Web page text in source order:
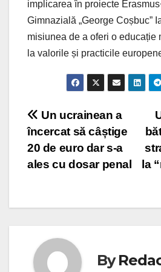
implicarea în proiecte
Gimnazială „George Coșbuc”
misiunea de a oferi o educație
la valorile și practicile
Post
navigation
la
Un ucrainean a
încercat să câștige
20 de euro dar s-a
ales cu dosar penal
By